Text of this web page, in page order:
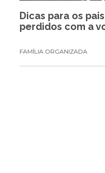
Dicas para os
perdidos com a
FAMÍLIA ORGANIZADA